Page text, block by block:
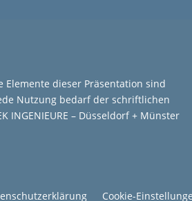
Elemente dieser Präsentation sind
Nutzung bedarf der schriftlichen
INGENIEURE – Düsseldorf + Münster
Cookie-